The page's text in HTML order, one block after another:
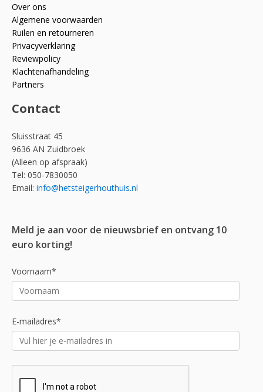
Over ons
Algemene voorwaarden
Ruilen en retourneren
Privacyverklaring
Reviewpolicy
Klachtenafhandeling
Partners
Contact
Sluisstraat 45
9636 AN Zuidbroek
(Alleen op afspraak)
Tel: 050-7830050
Email: info@hetsteigerhouthuis.nl
Meld je aan voor de nieuwsbrief en ontvang 10
euro korting!
Voornaam*
E-mailadres*